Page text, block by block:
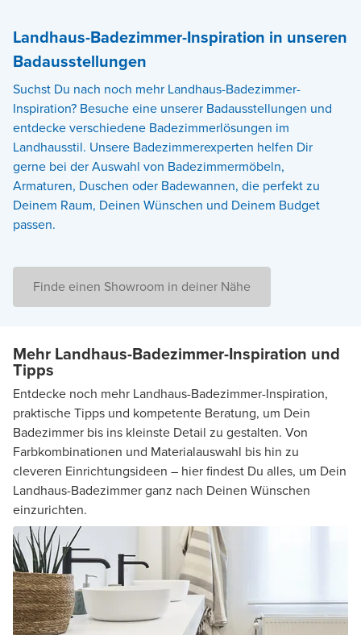
Landhaus-Badezimmer-Inspiration in unseren
Badausstellungen
Suchst Du nach noch mehr Landhaus-Badezimmer-
Inspiration? Besuche eine unserer Badausstellungen und
entdecke verschiedene Badezimmerlösungen im
Landhausstil. Unsere Badezimmerexperten helfen Dir
gerne bei der Auswahl von Badezimmermöbeln,
Armaturen, Duschen oder Badewannen, die perfekt zu
Deinem Raum, Deinen Wünschen und Deinem Budget
passen.
Finde einen Showroom in deiner Nähe
Mehr Landhaus-Badezimmer-Inspiration und
Tipps
Entdecke noch mehr Landhaus-Badezimmer-Inspiration,
praktische Tipps und kompetente Beratung, um Dein
Badezimmer bis ins kleinste Detail zu gestalten. Von
Farbkombinationen und Materialauswahl bis hin zu
cleveren Einrichtungsideen – hier findest Du alles, um Dein
Landhaus-Badezimmer ganz nach Deinen Wünschen
einzurichten.